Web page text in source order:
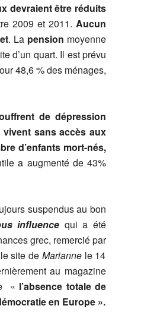
devraient être réduits
2009 et 2011. Aucun
. La pension moyenne
d’un quart. Il est prévu
48,6 % des ménages,
de dépression
sans accès aux
d’enfants mort-nés,
a augmenté de 43%
suspendus au bon
influence qui a été
grec, remercié par
site de Marianne le 14
au magazine
« l’absence totale de
en Europe ».